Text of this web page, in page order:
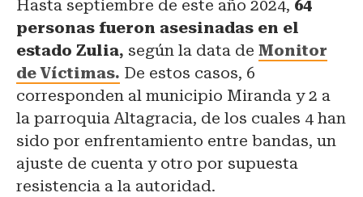
Hasta septiembre de este año 2024, 64
personas fueron asesinadas en el
estado Zulia, según la data de Monitor
de Víctimas. De estos casos, 6
corresponden al municipio Miranda y 2 a
la parroquia Altagracia, de los cuales 4 han
sido por enfrentamiento entre bandas, un
ajuste de cuenta y otro por supuesta
resistencia a la autoridad.